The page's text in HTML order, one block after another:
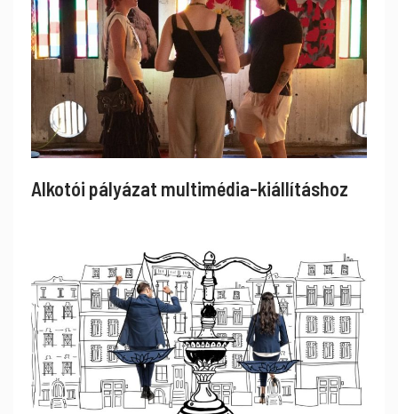
Alkotói pályázat multimédia-kiállításhoz